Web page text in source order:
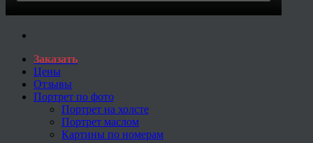
Заказать
Цены
Отзывы
Портрет по фото
Портрет на холсте
Портрет маслом
Картины по номерам